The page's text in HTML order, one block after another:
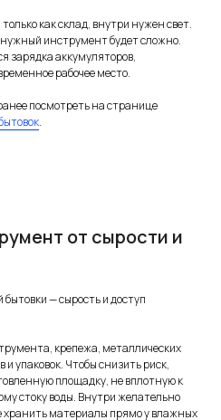
как склад, внутри нужен свет.
инструмент будет сложно.
зарядка аккумуляторов,
рабочее место.
посмотреть на странице
.
от сырости и
— сырость и доступ
крепежа, металлических
упаковок. Чтобы снизить риск,
площадку, не вплотную к
стоку воды. Внутри желательно
хранить материалы прямо у влажных